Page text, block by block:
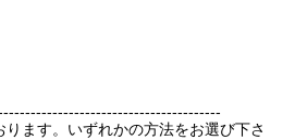
ります。いずれかの方法をお選び下さ